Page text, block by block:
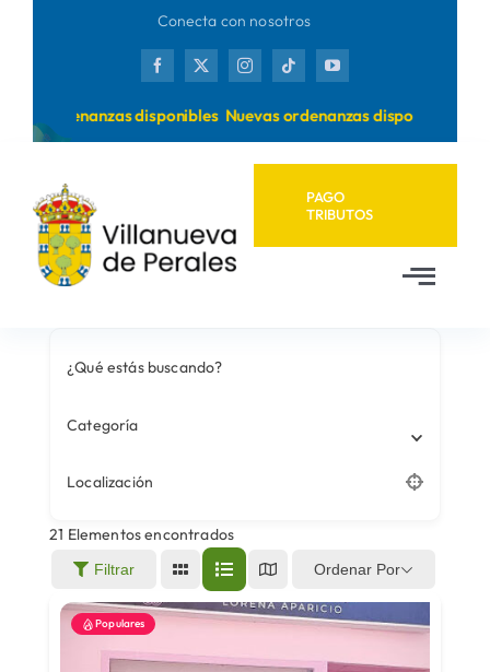
Conecta con nosotros
ordenanzas disponibles Nuevas ordenanzas disponibles
PAGO
TRIBUTOS
Ayuntamiento
Municipio
Áreas
Sede Electrónica
¿Qué estás buscando?
Categoría
Localización
21 Elementos encontrados
Filtrar Ordenar Por
Populares